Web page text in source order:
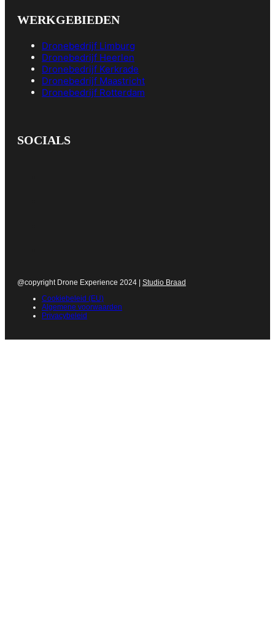
WERKGEBIEDEN
Dronebedrijf Limburg
Dronebedrijf Heerlen
Dronebedrijf Kerkrade
Dronebedrijf Maastricht
Dronebedrijf Rotterdam
SOCIALS
@copyright Drone Experience 2024 | Studio Braad
Cookiebeleid (EU)
Algemene voorwaarden
Privacybeleid